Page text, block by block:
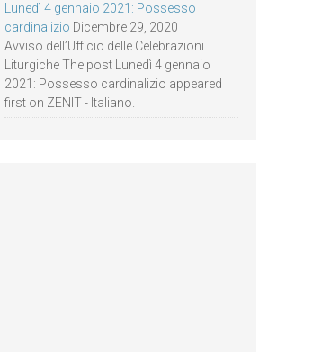
Lunedì 4 gennaio 2021: Possesso
cardinalizio Dicembre 29, 2020
Avviso dell’Ufficio delle Celebrazioni
Liturgiche The post Lunedì 4 gennaio
2021: Possesso cardinalizio appeared
first on ZENIT - Italiano.